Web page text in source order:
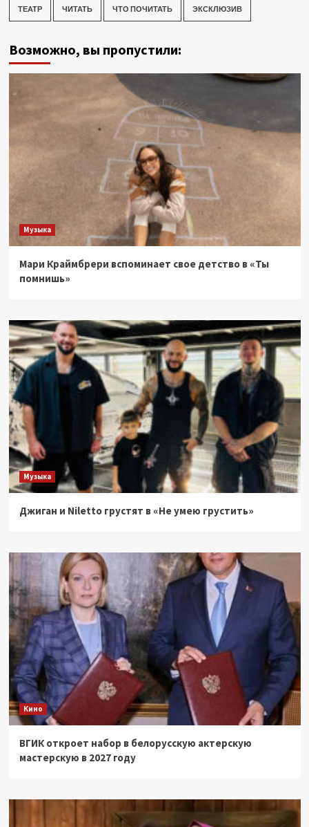
ТЕАТР ЧИТАТЬ ЧТО ПОЧИТАТЬ ЭКСКЛЮЗИВ
Возможно, вы пропустили:
Музыка
Мари Краймбрери вспоминает свое детство в «Ты
помнишь»
Музыка
Джиган и Niletto грустят в «Не умею грустить»
Кино
ВГИК откроет набор в белорусскую актерскую
мастерскую в 2027 году